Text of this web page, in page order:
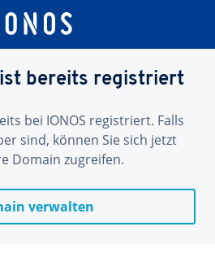
bereits registriert
bei IONOS registriert. Falls
sind, können Sie sich jetzt
Domain zugreifen.
verwalten